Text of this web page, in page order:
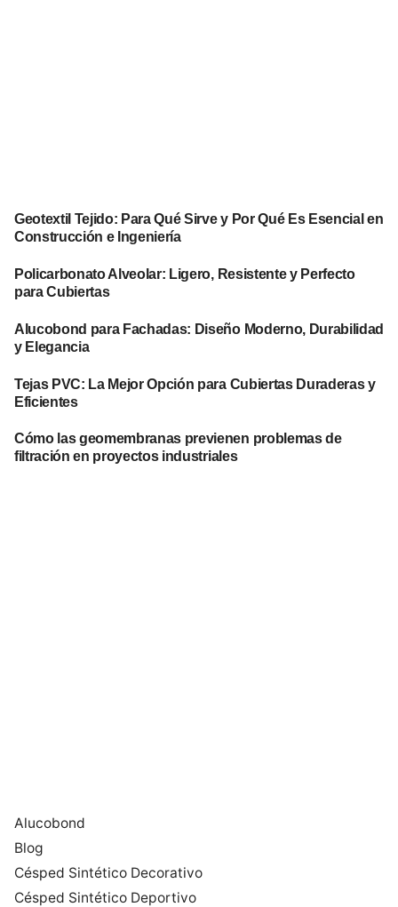
Geotextil Tejido: Para Qué Sirve y Por Qué Es Esencial en
Construcción e Ingeniería
Policarbonato Alveolar: Ligero, Resistente y Perfecto
para Cubiertas
Alucobond para Fachadas: Diseño Moderno, Durabilidad
y Elegancia
Tejas PVC: La Mejor Opción para Cubiertas Duraderas y
Eficientes
Cómo las geomembranas previenen problemas de
filtración en proyectos industriales
Alucobond
Blog
Césped Sintético Decorativo
Césped Sintético Deportivo